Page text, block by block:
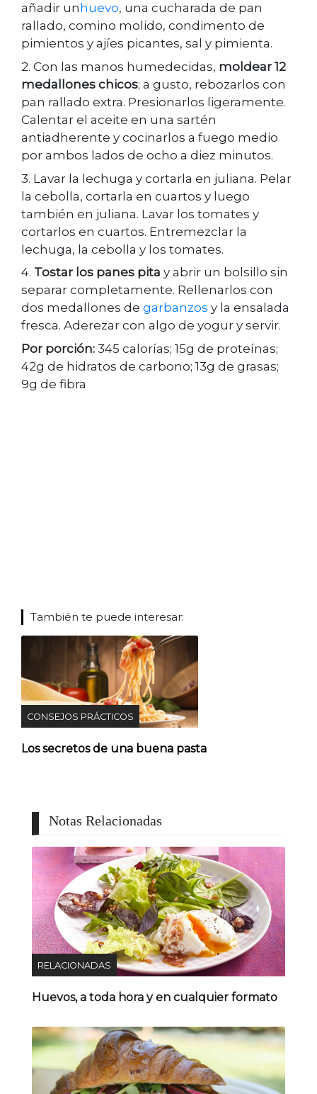
añadir un huevo, una cucharada de pan
rallado, comino molido, condimento de
pimientos y ajíes picantes, sal y pimienta.
2. Con las manos humedecidas, moldear 12
medallones chicos; a gusto, rebozarlos con
pan rallado extra. Presionarlos ligeramente.
Calentar el aceite en una sartén
antiadherente y cocinarlos a fuego medio
por ambos lados de ocho a diez minutos.
3. Lavar la lechuga y cortarla en juliana. Pelar
la cebolla, cortarla en cuartos y luego
también en juliana. Lavar los tomates y
cortarlos en cuartos. Entremezclar la
lechuga, la cebolla y los tomates.
4. Tostar los panes pita y abrir un bolsillo sin
separar completamente. Rellenarlos con
dos medallones de garbanzos y la ensalada
fresca. Aderezar con algo de yogur y servir.
Por porción: 345 calorías; 15g de proteínas;
42g de hidratos de carbono; 13g de grasas;
9g de fibra
También te puede interesar:
CONSEJOS PRÁCTICOS
Los secretos de una buena pasta
Notas Relacionadas
RELACIONADAS
Huevos, a toda hora y en cualquier formato